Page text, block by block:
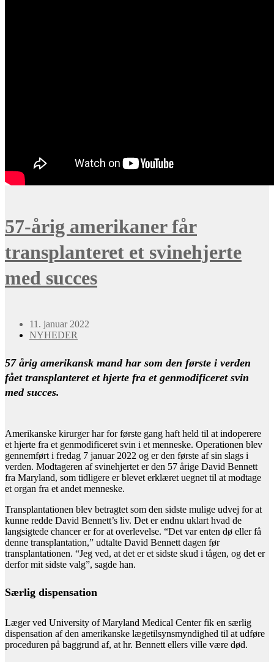
57-årig amerikaner får
transplanteret et svinehjerte
med succes
11. januar 2022
NYHEDER
57 årig amerikansk mand har som den første i verden
fået transplanteret et hjerte fra et genmodificeret svin
med succes.
Amerikanske kirurger har for første gang haft held til at indoperere
et hjerte fra et genmodificeret svin i et menneske. Operationen blev
gennemført i fredag 7 januar 2022 og er den første af sin slags i
verden. Modtageren af svinehjertet er den 57 årige David Bennett
fra Maryland, som tidligere er blevet erklæret uegnet til at modtage
et organ fra et andet menneske.
Transplantationen blev betragtet som den sidste mulige udvej for at
kunne redde David Bennett’s liv. Det er endnu uklart hvad de
langsigtede chancer er for at overlevelse. “Det var enten dø eller få
denne transplantation,” udtalte David Bennett dagen før
transplantationen. “Jeg ved, at det er et sidste skud i tågen, og det er
derfor mit sidste valg”, sagde han.
Særlig dispensation
Læger ved University of Maryland Medical Center fik en særlig
dispensation af den amerikanske lægetilsynsmyndighed til at udføre
proceduren på baggrund af, at hr. Bennett ellers ville være død.